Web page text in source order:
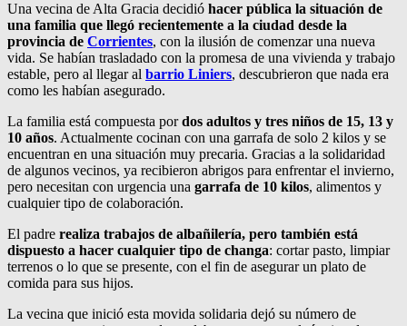
Una vecina de Alta Gracia decidió hacer pública la situación de
una familia que llegó recientemente a la ciudad desde la
provincia de Corrientes, con la ilusión de comenzar una nueva
vida. Se habían trasladado con la promesa de una vivienda y trabajo
estable, pero al llegar al barrio Liniers, descubrieron que nada era
como les habían asegurado.
La familia está compuesta pordos adultos y tres niños de 15, 13 y
10 años. Actualmente cocinan con una garrafa de solo 2 kilos y se
encuentran en una situación muy precaria. Gracias a la solidaridad
de algunos vecinos, ya recibieron abrigos para enfrentar el invierno,
pero necesitan con urgencia una garrafa de 10 kilos, alimentos y
cualquier tipo de colaboración.
El padre realiza trabajos de albañilería, pero también está
dispuesto a hacer cualquier tipo de changa: cortar pasto, limpiar
terrenos o lo que se presente, con el fin de asegurar un plato de
comida para sus hijos.
La vecina que inició esta movida solidaria dejó su número de